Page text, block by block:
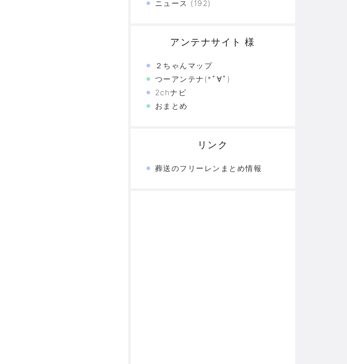
ニュース (192)
アンテナサイト 様
２ちゃんマップ
つーアンテナ(*ﾟ∀ﾟ)
2chナビ
おまとめ
リンク
葬送のフリーレンまとめ情報